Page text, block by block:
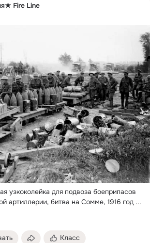
Fire Line
узкоколейка для подвоза боеприпасов
артиллерии, битва на Сомме, 1916 год ...
Класс